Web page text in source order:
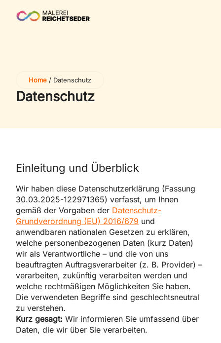
Home / Datenschutz
Datenschutz
Einleitung und Überblick
Wir haben diese Datenschutzerklärung (Fassung
30.03.2025-122971365) verfasst, um Ihnen
gemäß der Vorgaben der Datenschutz-
Grundverordnung (EU) 2016/679 und
anwendbaren nationalen Gesetzen zu erklären,
welche personenbezogenen Daten (kurz Daten)
wir als Verantwortliche – und die von uns
beauftragten Auftragsverarbeiter (z. B. Provider) –
verarbeiten, zukünftig verarbeiten werden und
welche rechtmäßigen Möglichkeiten Sie haben.
Die verwendeten Begriffe sind geschlechtsneutral
zu verstehen.
Kurz gesagt: Wir informieren Sie umfassend über
Daten, die wir über Sie verarbeiten.